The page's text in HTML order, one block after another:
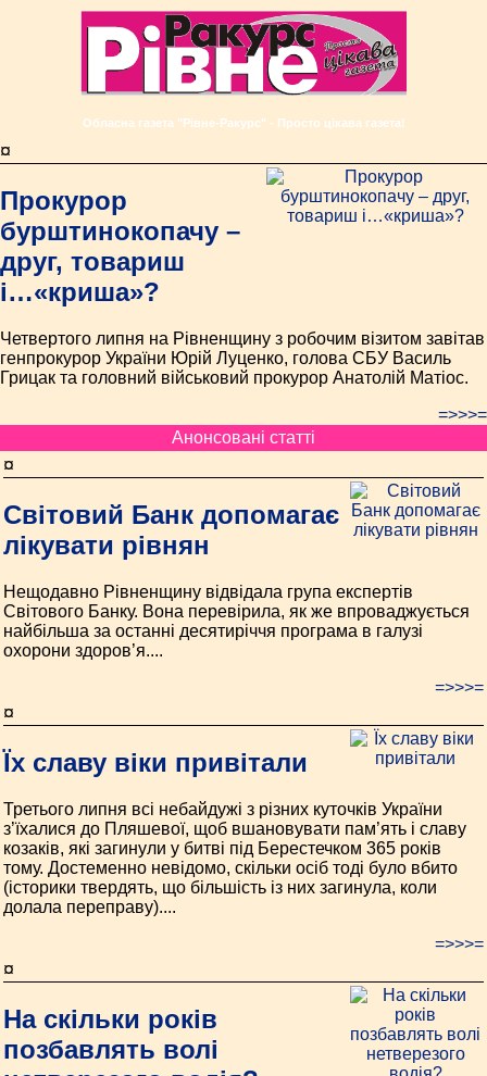
Обласна газета "Рівне-Ракурс" - Просто цікава газета!
¤
Прокурор
бурштинокопачу –
друг, товариш
і…«криша»?
Четвертого липня на Рівненщину з робочим візитом завітав
генпрокурор України Юрій Луценко, голова СБУ Василь
Грицак та головний військовий прокурор Анатолій Матіос.
=>>>=
Анонсовані статті
¤
Світовий Банк допомагає
лікувати рівнян
Нещодавно Рівненщину відвідала група експертів
Світового Банку. Вона перевірила, як же впроваджується
найбільша за останні десятиріччя програма в галузі
охорони здоров’я....
=>>>=
¤
Їх славу віки привітали
Третього липня всі небайдужі з різних куточків України
з’їхалися до Пляшевої, щоб вшановувати пам’ять і славу
козаків, які загинули у битві під Берестечком 365 років
тому. Достеменно невідомо, скільки осіб тоді було вбито
(історики твердять, що більшість із них загинула, коли
долала переправу)....
=>>>=
¤
На скільки років
позбавлять волі